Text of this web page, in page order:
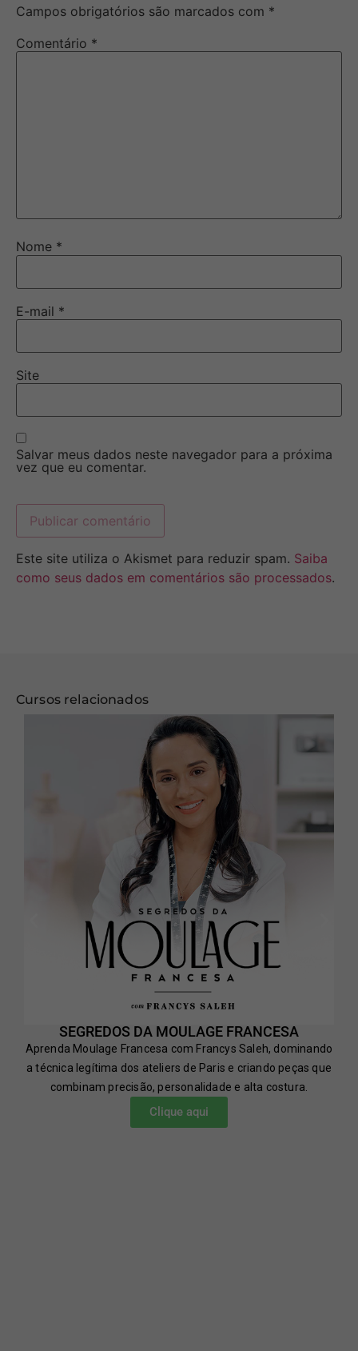
Campos obrigatórios são marcados com *
Comentário *
Nome *
E-mail *
Site
Salvar meus dados neste navegador para a próxima
vez que eu comentar.
Este site utiliza o Akismet para reduzir spam. Saiba
como seus dados em comentários são processados.
Cursos relacionados
SEGREDOS DA MOULAGE FRANCESA
Aprenda Moulage Francesa com Francys Saleh, dominando
a técnica legítima dos ateliers de Paris e criando peças que
combinam precisão, personalidade e alta costura.
Clique aqui